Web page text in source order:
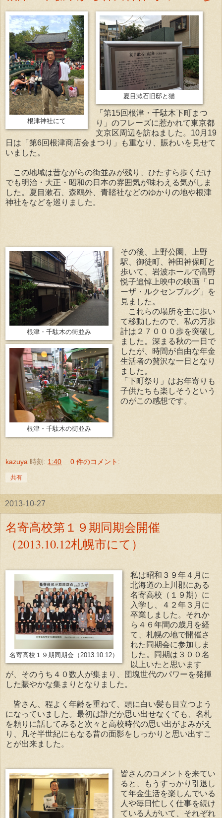
根津神社にて
夏目漱石旧邸と猫
「第15回根津・千駄木下町まつ
り」のフレーズに惹かれて東京都
文京区周辺を訪ねました。10月19
日は「第6回根津商店会まつり」も重なり、賑わいを見せて
いました。
この地域は昔ながらの街並みが残り、ひたすら歩くだけ
でも明治・大正・昭和の日本の雰囲気が味わえる気がしま
した。夏目漱石、森鴎外、青鞜社などのゆかりの地や根津
神社をなどを巡りました。
根津・千駄木の街並み
根津・千駄木の街並み
その後、上野公園、上野
駅、御徒町、神田神保町と
歩いて、岩波ホールで高野
悦子追悼上映中の映画「ロ
ーザ・ルクセンブルグ」を
見ました。
これらの場所を主に歩い
て移動したので、私の万歩
計は２７０００歩を突破し
ました。深まる秋の一日で
したが、時間が自由な年金
生活者の贅沢な一日となり
ました。
「下町祭り」はお年寄りも
子供たちも楽しそうという
のがこの感想です。
kazuya 時刻: 1:40 0 件のコメント:
共有
2013-10-27
名寄高校第１９期同期会開催
（2013.10.12札幌市にて）
名寄高校１９期同期会（2013.10.12）
私は昭和３９年４月に
北海道の上川郡にある
名寄高校（１９期）に
入学し、４２年３月に
卒業しました。それか
ら４６年間の歳月を経
て、札幌の地で開催さ
れた同期会に参加しま
した。同期は３００名
以上いたと思います
が、そのうち４０数人が集まり、団塊世代のパワーを発揮
した賑やかな集まりとなりました。
皆さん、程よく年齢を重ねて、頭に白い髪も目立つよう
になっていました。最初は誰だか思い出せなくても、名札
を頼りに話してみると次々と高校時代の思い出がよみがえ
り、凡そ半世紀にもなる昔の面影をしっかりと思い出すこ
とが出来ました。
皆さんのコメントを来てい
ると、もうすっかり引退し
て年金生活を楽しんでいる
人や毎日忙しく仕事を続け
ている人がいて、それぞれ